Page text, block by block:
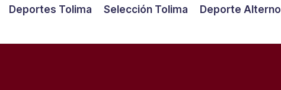
Deportes Tolima Selección Tolima Deporte Alterno